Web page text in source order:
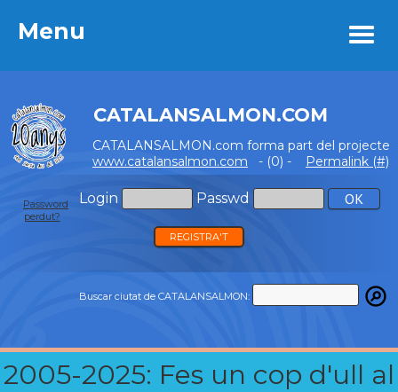
Menu
CATALANSALMON.COM
CATALANSALMON.com forma part del projecte
www.catalansalmon.com - (0) - Permalink (#)
Login Passwd
Password
perdut?
REGISTRA'T
Buscar ciutat de CATALANSALMON:
2005-2025: Fes un cop d'ull al
Menu